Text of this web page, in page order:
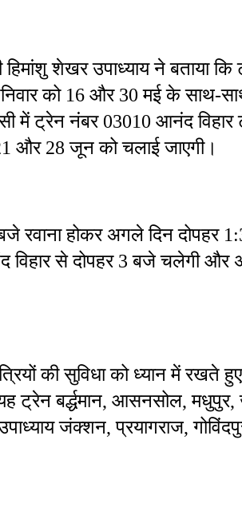
शेखर उपाध्याय ने बताया
को 16 और 30 मई के साथ-
में ट्रेन नंबर 03010 आनंद
और 28 जून को चलाई जाएगी।
रवाना होकर अगले दिन दोपहर
विहार से दोपहर 3 बजे चलेगी
की सुविधा को ध्यान में
बर्द्धमान, आसनसोल, मधुपुर,
जंक्शन, प्रयागराज,